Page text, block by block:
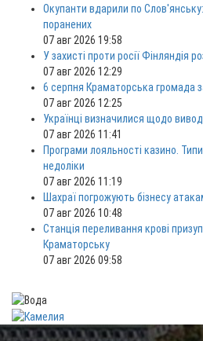
Окупанти вдарили по
поранених
07 авг 2026 19:58
У захисті проти росії Фінляндія
07 авг 2026 12:29
6 серпня Краматорська громада
07 авг 2026 12:25
Українці визначилися щодо
07 авг 2026 11:41
Програми лояльності казино.
недоліки
07 авг 2026 11:19
Шахраї погрожують бізнесу
07 авг 2026 10:48
Станція переливання крові
Краматорську
07 авг 2026 09:58